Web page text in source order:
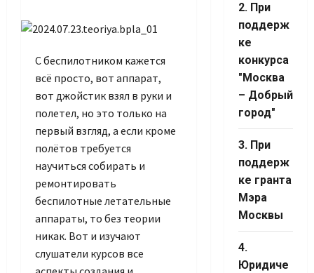
С беспилотником кажется
всё просто, вот аппарат,
вот джойстик взял в руки и
полетел, но это только на
первый взгляд, а если кроме
полётов требуется
научиться собирать и
ремонтировать
беспилотные летательные
аппараты, то без теории
никак. Вот и изучают
слушатели курсов все
2. При
поддерж
ке
конкурса
"Москва
– Добрый
город"
3. При
поддерж
ке гранта
Мэра
Москвы
4.
Юридиче
Set Youtube